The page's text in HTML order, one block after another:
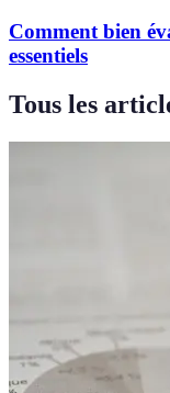
Comment bien
essentiels
Tous les